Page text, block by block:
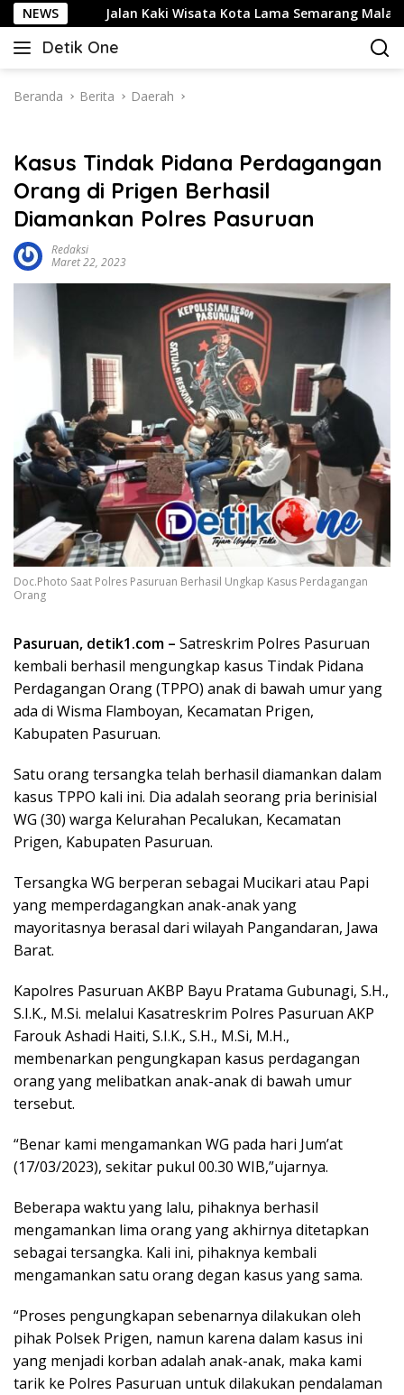
Langsung
ke
konten
NEWSJalan Kaki Wisata Kota Lama Semarang Malam Hari:
Detik One
Tajam
Fakta
Beranda Berita Daerah
Kasus Tindak Pidana Perdagangan
Orang di Prigen Berhasil
Diamankan Polres Pasuruan
Redaksi
Maret 22, 2023
Doc.Photo Saat Polres Pasuruan Berhasil Ungkap Kasus Perdagangan
Orang
Pasuruan, detik1.com – Satreskrim Polres Pasuruan
kembali berhasil mengungkap kasus Tindak Pidana
Perdagangan Orang (TPPO) anak di bawah umur yang
ada di Wisma Flamboyan, Kecamatan Prigen,
Kabupaten Pasuruan.
Satu orang tersangka telah berhasil diamankan dalam
kasus TPPO kali ini. Dia adalah seorang pria berinisial
WG (30) warga Kelurahan Pecalukan, Kecamatan
Prigen, Kabupaten Pasuruan.
Tersangka WG berperan sebagai Mucikari atau Papi
yang memperdagangkan anak-anak yang
mayoritasnya berasal dari wilayah Pangandaran, Jawa
Barat.
Kapolres Pasuruan AKBP Bayu Pratama Gubunagi, S.H.,
S.I.K., M.Si. melalui Kasatreskrim Polres Pasuruan AKP
Farouk Ashadi Haiti, S.I.K., S.H., M.Si, M.H.,
membenarkan pengungkapan kasus perdagangan
orang yang melibatkan anak-anak di bawah umur
tersebut.
“Benar kami mengamankan WG pada hari Jum’at
(17/03/2023), sekitar pukul 00.30 WIB,”ujarnya.
Beberapa waktu yang lalu, pihaknya berhasil
mengamankan lima orang yang akhirnya ditetapkan
sebagai tersangka. Kali ini, pihaknya kembali
mengamankan satu orang degan kasus yang sama.
“Proses pengungkapan sebenarnya dilakukan oleh
pihak Polsek Prigen, namun karena dalam kasus ini
yang menjadi korban adalah anak-anak, maka kami
tarik ke Polres Pasuruan untuk dilakukan pendalaman